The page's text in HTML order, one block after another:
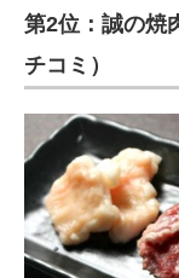
第2位：誠の焼
チコミ）